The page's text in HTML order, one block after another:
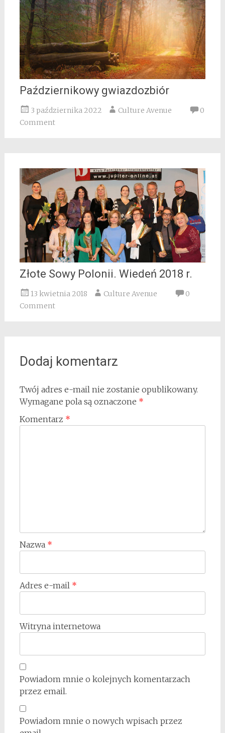
Październikowy gwiazdozbiór
3 października 2022 Culture Avenue
0
Comment
Złote Sowy Polonii. Wiedeń 2018 r.
13 kwietnia 2018 Culture Avenue
0
Comment
Dodaj komentarz
Twój adres e-mail nie zostanie opublikowany.
Wymagane pola są oznaczone *
Komentarz *
Nazwa *
Adres e-mail *
Witryna internetowa
Powiadom mnie o kolejnych komentarzach
przez email.
Powiadom mnie o nowych wpisach przez